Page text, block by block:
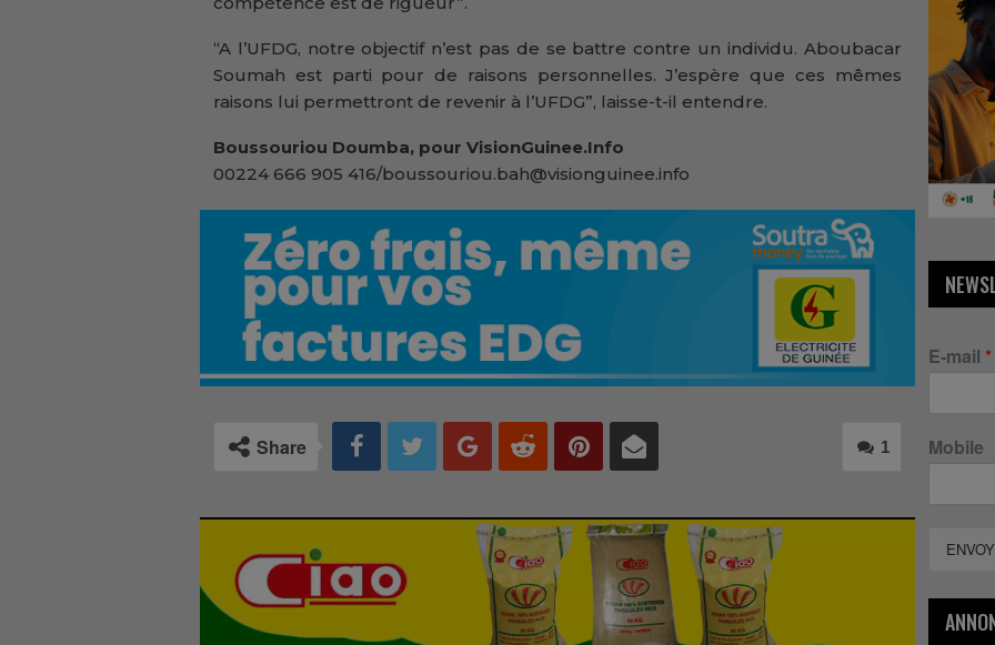
“A l’UFDG, notre objectif n’est pas de se battre contre un individu. Aboubacar
Soumah est parti pour de raisons personnelles. J’espère que ces mêmes
raisons lui permettront de revenir à l’UFDG”, laisse-t-il entendre.
Boussouriou Doumba, pour VisionGuinee.Info
00224 666 905 416/boussouriou.bah@visionguinee.info
1
Share
E-mail *
Mobile